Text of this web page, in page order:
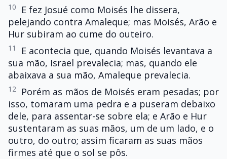
10
E fez Josué como Moisés lhe dissera,
pelejando contra Amaleque; mas Moisés, Arão e
Hur subiram ao cume do outeiro.
11
E acontecia que, quando Moisés levantava a
sua mão, Israel prevalecia; mas, quando ele
abaixava a sua mão, Amaleque prevalecia.
12
Porém as mãos de Moisés eram pesadas; por
isso, tomaram uma pedra e a puseram debaixo
dele, para assentar-se sobre ela; e Arão e Hur
sustentaram as suas mãos, um de um lado, e o
outro, do outro; assim ficaram as suas mãos
firmes até que o sol se pôs.